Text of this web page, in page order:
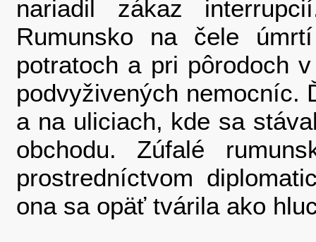
nariadil zákaz
Rumunsko na čele
potratoch a pri pôrodoch
podvyživených nemocníc.
a na uliciach, kde sa
obchodu. Zúfalé
prostredníctvom
ona sa opäť tvárila ako